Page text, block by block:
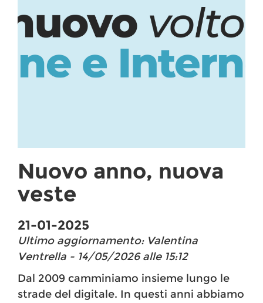
Nuovo anno, nuova
veste
21-01-2025
Ultimo aggiornamento: Valentina
Ventrella - 14/05/2026 alle 15:12
Dal 2009 camminiamo insieme lungo le
strade del digitale. In questi anni abbiamo